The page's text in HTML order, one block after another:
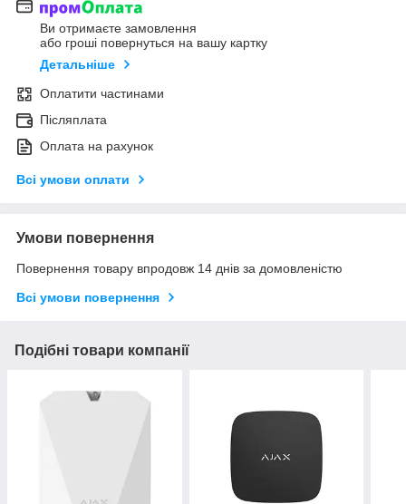
Ви отримаєте замовлення
або гроші повернуться на вашу картку
Детальніше
Оплатити частинами
Післяплата
Оплата на рахунок
Всі умови оплати
Умови повернення
Повернення товару впродовж 14 днів за домовленістю
Всі умови повернення
Подібні товари компанії